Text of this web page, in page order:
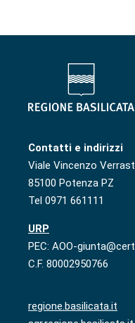
Contatti e indirizzi
Viale Vincenzo
85100 Potenza PZ
Tel 0971 661111
URP
PEC: AOO-
C.F. 80002950766
regione.basilicata.it